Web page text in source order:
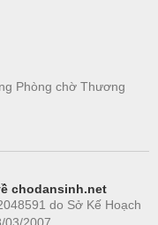
Phòng chờ Thương
chodansinh.net
do Sở Kế Hoạch
03/2007